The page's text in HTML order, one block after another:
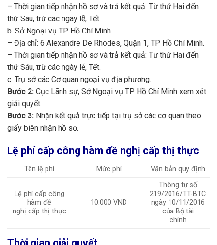
– Thời gian tiếp nhận hồ sơ và trả kết quả: Từ thứ Hai đến
thứ Sáu, trừ các ngày lễ, Tết.
b. Sở Ngoại vụ TP Hồ Chí Minh.
– Địa chỉ: 6 Alexandre De Rhodes, Quận 1, TP Hồ Chí Minh.
– Thời gian tiếp nhận hồ sơ và trả kết quả: Từ thứ Hai đến
thứ Sáu, trừ các ngày lễ, Tết.
c. Trụ sở các Cơ quan ngoại vụ địa phương.
Bước 2: Cục Lãnh sự, Sở Ngoại vụ TP Hồ Chí Minh xem xét
giải quyết.
Bước 3: Nhận kết quả trực tiếp tại trụ sở các cơ quan theo
giấy biên nhận hồ sơ.
Lệ phí cấp công hàm đề nghị cấp thị thực
Tên lệ phí Mức phí Văn bản quy định
Lệ phí cấp công
hàm đề
nghị cấp thị thực
10.000 VND
Thông tư số
219/2016/TT-BTC
ngày 10/11/2016
của Bộ tài
chính